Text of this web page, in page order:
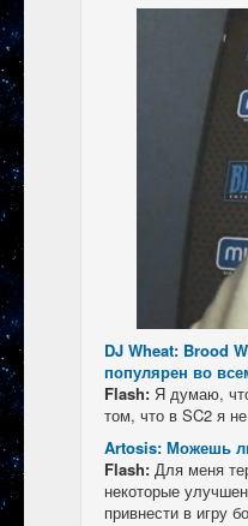
DJ Wheat: Brood
популярен во
Flash: Я думаю,
том, что в SC2 я
Artosis: Можешь
Flash: Для меня
некоторые
привнести в игру